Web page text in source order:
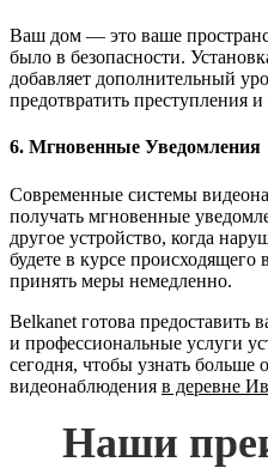
Ваш дом — это ваше
было в безопасности.
добавляет дополнительный
предотвратить преступления
6. Мгновенные Уведомления
Современные системы
получать мгновенные
другое устройство, когда
будете в курсе
принять меры немедленно.
Belkanet готова предоставить
и профессиональные услуги
сегодня, чтобы узнать больше
видеонаблюдения в деревне
Наши